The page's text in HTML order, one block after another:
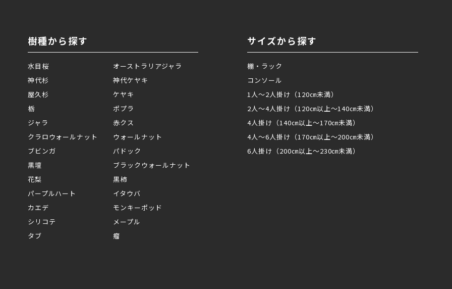
樹種から探す
水目桜
オーストラリアジャラ
神代杉
神代ケヤキ
屋久杉
ケヤキ
栃
ポプラ
ジャラ
赤クス
クラロウォールナット
ウォールナット
ブビンガ
パドック
黒壇
ブラックウォールナット
花梨
黒柿
パープルハート
イタウバ
カエデ
モンキーポッド
シリコテ
メープル
タブ
瘤
サイズから探す
棚・ラック
コンソール
1人～2人掛け（120㎝未満）
2人～4人掛け（120㎝以上～140㎝未満）
4人掛け（140㎝以上～170㎝未満）
4人～6人掛け（170㎝以上～200㎝未満）
6人掛け（200㎝以上～230㎝未満）